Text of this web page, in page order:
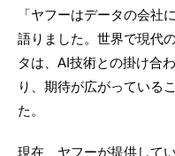
「ヤフーはデータの会社
語りました。世界で現代
タは、AI技術との掛け合
り、期待が広がっている
た。
現在、ヤフーが提供して